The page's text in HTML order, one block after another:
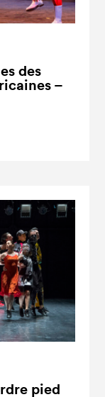
des
–
pied